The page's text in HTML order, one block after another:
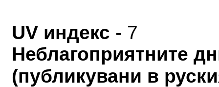
UV индекс - 7
Неблагоприятните
(публикувани в